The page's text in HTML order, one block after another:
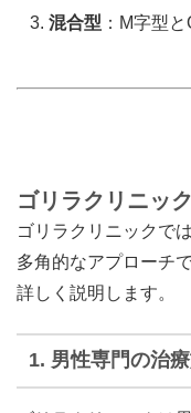
混合型 ：M字型
ゴリラクリニッ
ゴリラクリニックで
多角的なアプローチ
詳しく説明します。
1. 男性専門の治